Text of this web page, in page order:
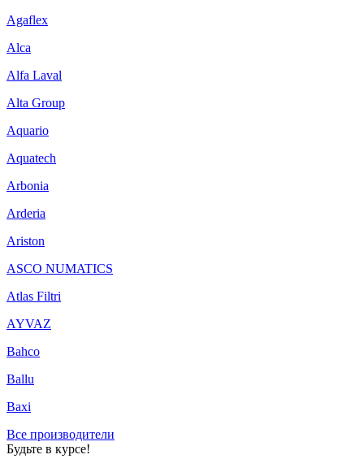
Agaflex
Alca
Alfa Laval
Alta Group
Aquario
Aquatech
Arbonia
Arderia
Ariston
ASCO NUMATICS
Atlas Filtri
AYVAZ
Bahco
Ballu
Baxi
Все производители
Будьте в курсе!